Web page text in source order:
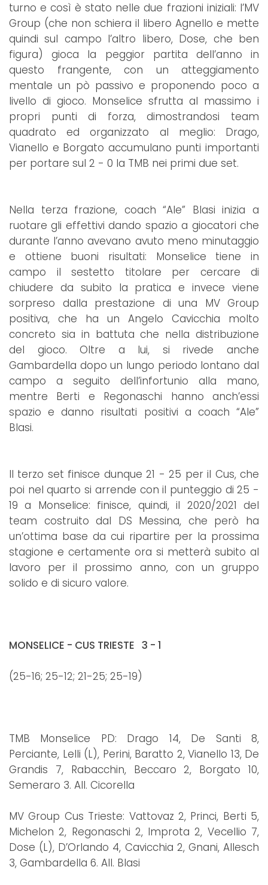
turno e così è stato nelle due frazioni iniziali: l’MV
Group (che non schiera il libero Agnello e mette
quindi sul campo l’altro libero, Dose, che ben
figura) gioca la peggior partita dell’anno in
questo frangente, con un atteggiamento
mentale un pò passivo e proponendo poco a
livello di gioco. Monselice sfrutta al massimo i
propri punti di forza, dimostrandosi team
quadrato ed organizzato al meglio: Drago,
Vianello e Borgato accumulano punti importanti
per portare sul 2 - 0 la TMB nei primi due set.
Nella terza frazione, coach “Ale” Blasi inizia a
ruotare gli effettivi dando spazio a giocatori che
durante l’anno avevano avuto meno minutaggio
e ottiene buoni risultati: Monselice tiene in
campo il sestetto titolare per cercare di
chiudere da subito la pratica e invece viene
sorpreso dalla prestazione di una MV Group
positiva, che ha un Angelo Cavicchia molto
concreto sia in battuta che nella distribuzione
del gioco. Oltre a lui, si rivede anche
Gambardella dopo un lungo periodo lontano dal
campo a seguito dell’infortunio alla mano,
mentre Berti e Regonaschi hanno anch’essi
spazio e danno risultati positivi a coach “Ale”
Blasi.
Il terzo set finisce dunque 21 - 25 per il Cus, che
poi nel quarto si arrende con il punteggio di 25 -
19 a Monselice: finisce, quindi, il 2020/2021 del
team costruito dal DS Messina, che però ha
un’ottima base da cui ripartire per la prossima
stagione e certamente ora si metterà subito al
lavoro per il prossimo anno, con un gruppo
solido e di sicuro valore.
MONSELICE - CUS TRIESTE 3 - 1
(25-16; 25-12; 21-25; 25-19)
TMB Monselice PD: Drago 14, De Santi 8,
Perciante, Lelli (L), Perini, Baratto 2, Vianello 13, De
Grandis 7, Rabacchin, Beccaro 2, Borgato 10,
Semeraro 3. All. Cicorella
MV Group Cus Trieste: Vattovaz 2, Princi, Berti 5,
Michelon 2, Regonaschi 2, Improta 2, Vecellio 7,
Dose (L), D’Orlando 4, Cavicchia 2, Gnani, Allesch
3, Gambardella 6. All. Blasi